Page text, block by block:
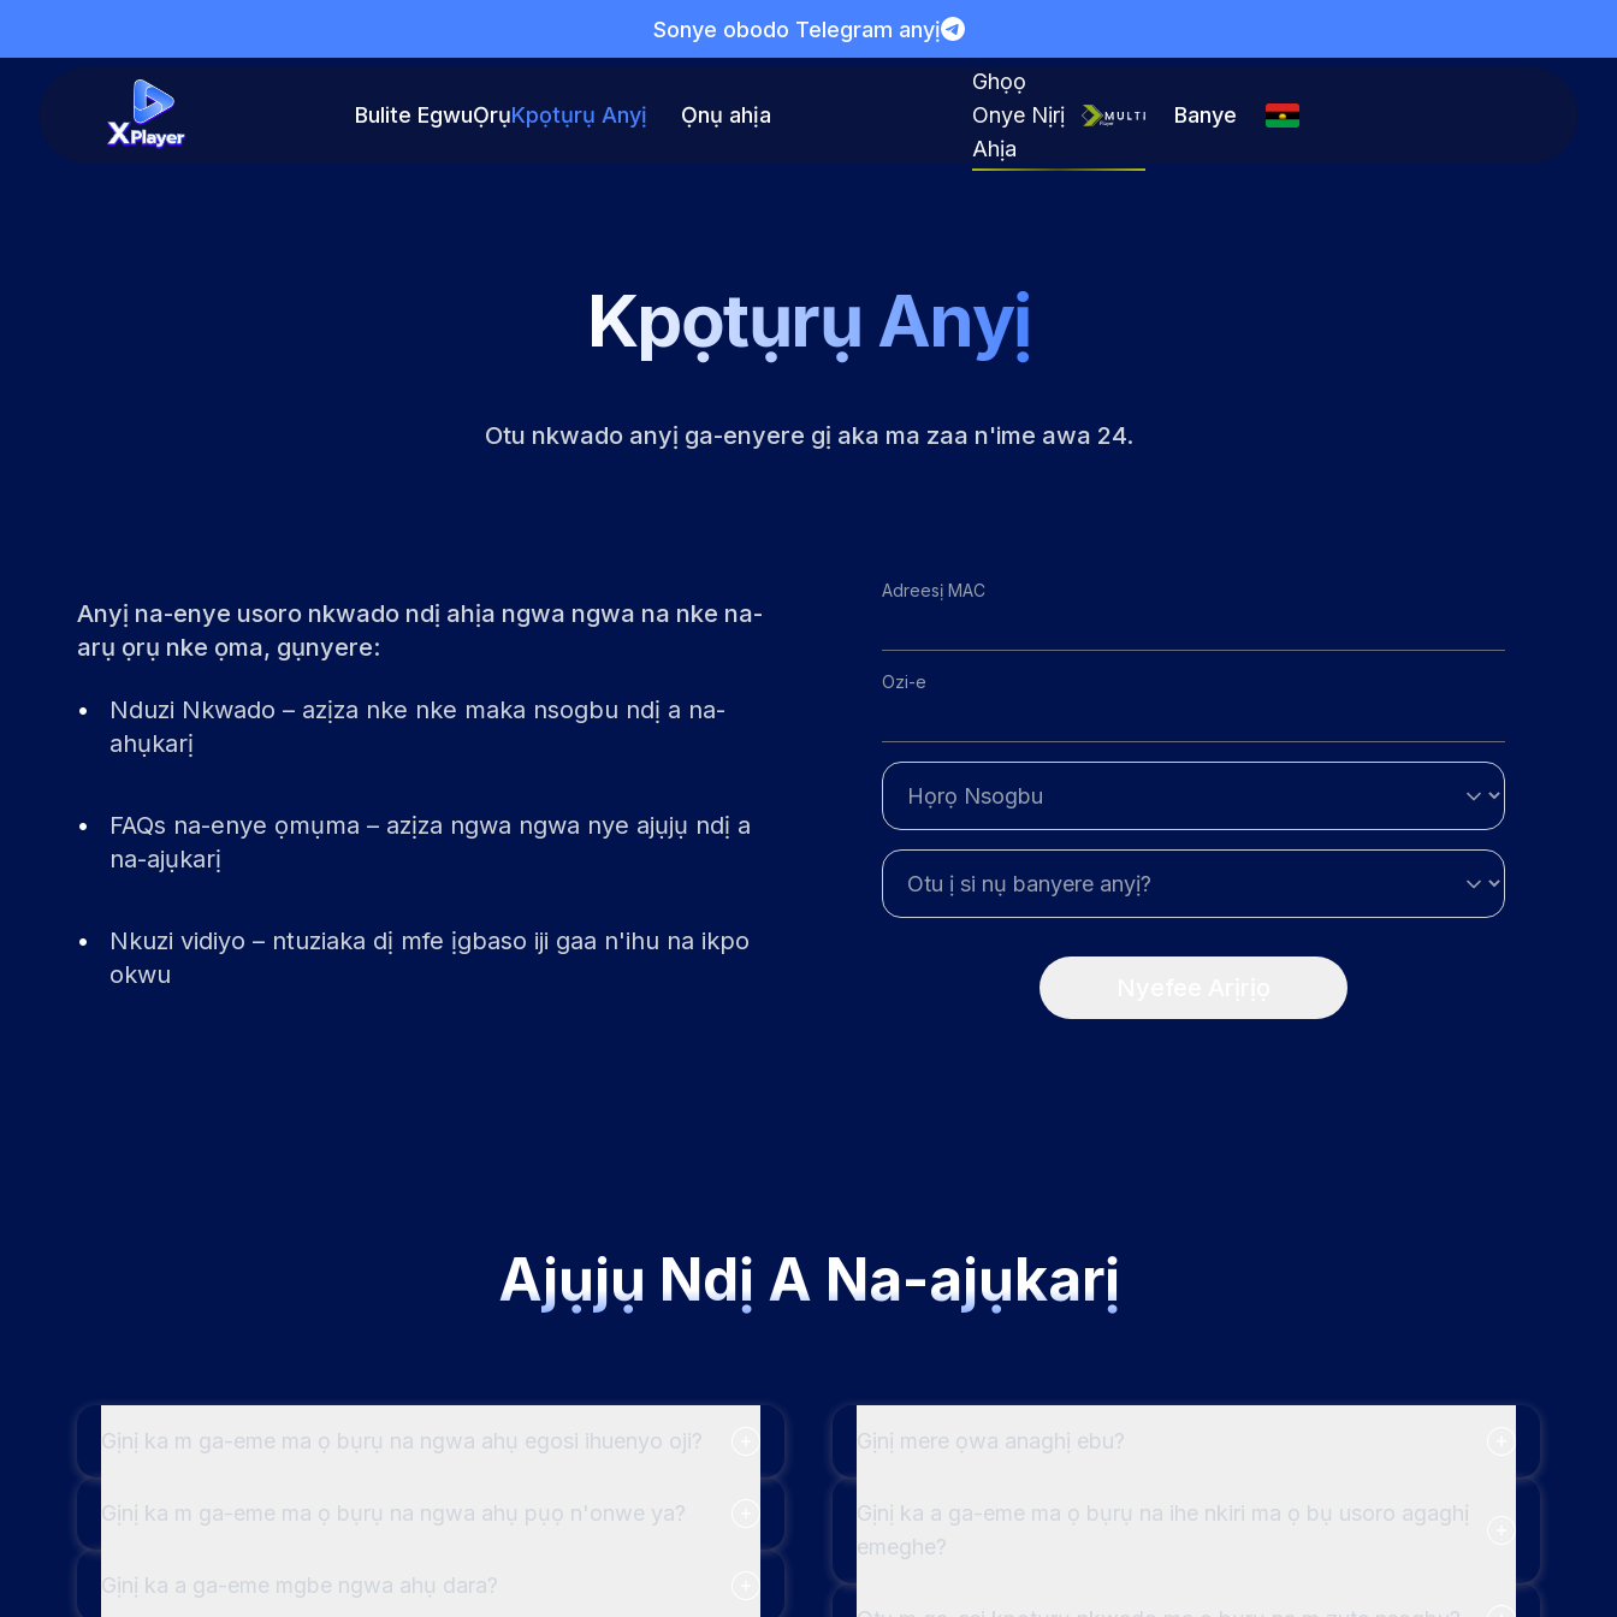
Sonye obodo Telegram anyị
Bulite EgwuỌrụKpọtụrụ Anyị Ọnụ ahịa
Ghọọ
Onye Nịrị
Ahịa
Banye
Kpọtụrụ Anyị
Otu nkwado anyị ga-enyere gị aka ma zaa n'ime awa 24.
Anyị na-enye usoro nkwado ndị ahịa ngwa ngwa na nke na-
arụ ọrụ nke ọma, gụnyere:
•
Nduzi Nkwado – azịza nke nke maka nsogbu ndị a na-
ahụkarị
•
FAQs na-enye ọmụma – azịza ngwa ngwa nye ajụjụ ndị a
na-ajụkarị
•
Nkuzi vidiyo – ntuziaka dị mfe ịgbaso iji gaa n'ihu na ikpo
okwu
Adreesị MAC
Ozi-e
Ajụjụ Ndị A Na-ajụkarị
Gịnị ka m ga-eme ma ọ bụrụ na ngwa ahụ egosi ihuenyo oji?
Gịnị ka m ga-eme ma ọ bụrụ na ngwa ahụ pụọ n'onwe ya?
Gịnị ka a ga-eme mgbe ngwa ahụ dara?
Gịnị mere ọwa anaghị ebu?
Gịnị ka a ga-eme ma ọ bụrụ na ihe nkiri ma ọ bụ usoro agaghị
emeghe?